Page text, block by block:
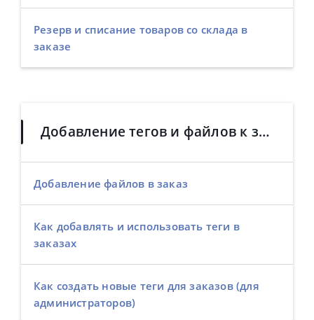
Резерв и списание товаров со склада в
заказе
Добавление тегов и файлов к заказам
Добавление файлов в заказ
Как добавлять и использовать теги в
заказах
Как создать новые теги для заказов (для
администраторов)